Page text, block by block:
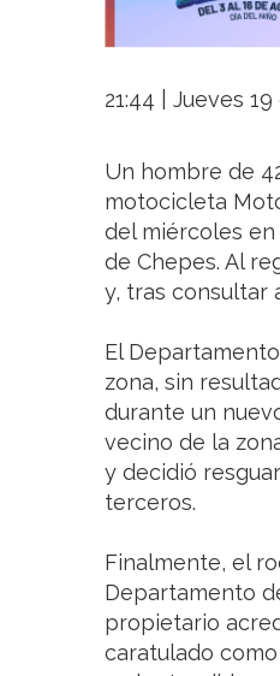
21:44 | Jueves
Un hombre de
motocicleta
del miércoles
de Chepes. Al
y, tras consultar
El
zona, sin
durante un
vecino de la
y decidió
terceros.
Finalmente, el
Departamento
propietario
caratulado